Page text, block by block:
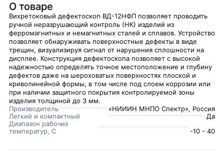
О товаре
Вихретоковый дефектоскоп ВД-12НФП позволяет проводить
ручной неразрушающий контроль (НК) изделий из
ферромагнитных и немагнитных сталей и сплавов. Устройство
позволяет обнаруживать поверхностные дефекты в виде
трещин, визуализируя сигнал от нарушения сплошности на
дисплее. Конструкция дефектоскопа позволяет с высокой
надежностью определять точное местоположение и глубину
дефектов даже на шероховатых поверхностях плоской и
криволинейной формы, в том числе под слоем коррозии или
при наличии защитного покрытия контролируемой зоны
изделия толщиной до 3 мм.
Производитель
«НИИИН МНПО Спектр», Россия
Легкий и компактный
Да
Диапазон рабочих
температур, С
-10 - 40